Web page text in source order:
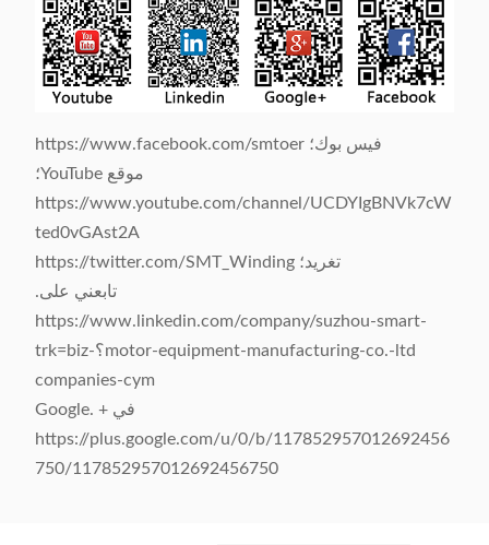
فيس بوك؛ https://www.facebook.com/smtoer
موقع YouTube؛
https://www.youtube.com/channel/UCDYIgBNVk7cW
ted0vGAst2A
تغريد؛ https://twitter.com/SMT_Winding
تابعني على.
https://www.linkedin.com/company/suzhou-smart-
motor-equipment-manufacturing-co.-ltd؟trk=biz-
companies-cym
في + Google.
https://plus.google.com/u/0/b/117852957012692456
750/117852957012692456750